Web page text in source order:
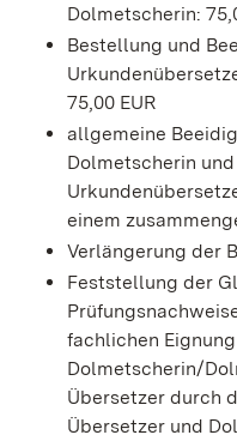
Dolmetscherin:
Bestellung und
75,00 EUR
allgemeine
Dolmetscherin
einem
Verlängerung der
Feststellung der
fachlichen
Dolmetscherin/
Übersetzer durch
Übersetzer und